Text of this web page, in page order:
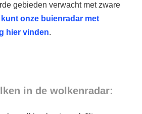
gebieden verwacht met zware
kunt onze buienradar met
hier vinden.
in de wolkenradar: